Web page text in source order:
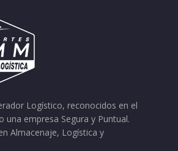
Logístico, reconocidos en el
una empresa Segura y Puntual.
Almacenaje, Logística y